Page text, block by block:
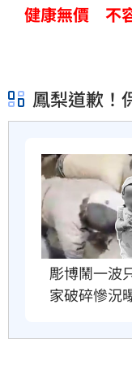
健康無價 不
鳳梨道歉！
彫博鬧一波
家破碎慘況